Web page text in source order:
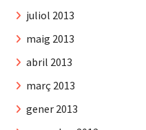
juliol 2013
maig 2013
abril 2013
març 2013
gener 2013